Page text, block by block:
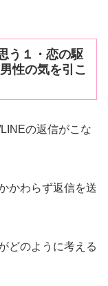
う１・恋の駆
性の気を引こ
の返信がこな
かわらず返信を送
どのように考える